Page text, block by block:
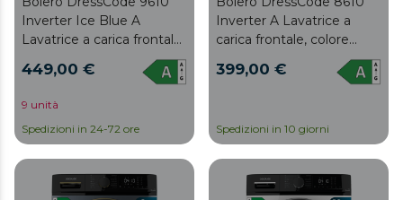
Inverter Ice Blue A
Lavatrice a carica frontale
Ice Blue con capacità 9
Kg, 1400 Giri/min, Classe
programmi, OnSmart,
Wash, Stop&Go, Gomma
antibatterica e Pulizia
449,00 €
9 unità
Spedizioni in 24-72 ore
Inverter A Lavatrice a
carica frontale, colore
bianco, capacità di 8 kg,
1400 giri al minuto, Classe
programmi, OnSmart,
Wash, Stop&Go, gomma
antibatterica e Drum
399,00 €
Spedizioni in 10 giorni